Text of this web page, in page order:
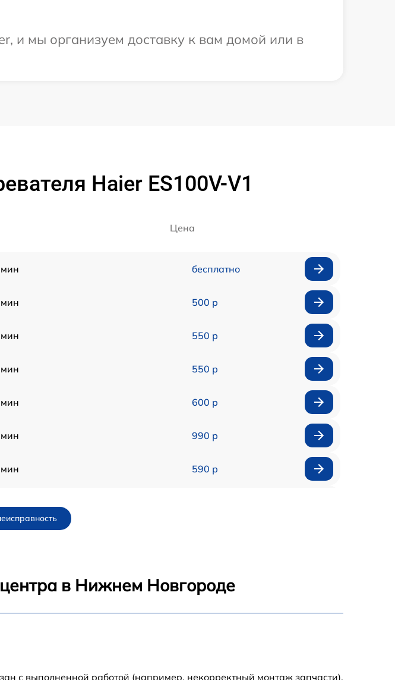
и мы организуем доставку к вам домой или в
Haier ES100V-V1
Цена
бесплатно
500 р
550 р
550 р
600 р
990 р
590 р
центра в Нижнем Новгороде
с выполненной работой (например, некорректный монтаж запчасти).